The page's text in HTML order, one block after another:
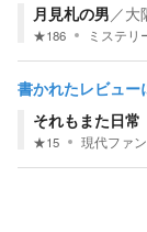
月見札の男 ／大
★186 ミステリ
書かれたレビュー
それもまた日常
★15 現代ファ